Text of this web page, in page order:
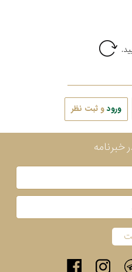
ورودو ثبت نظر